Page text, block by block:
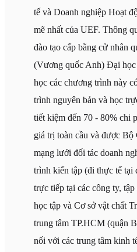
tế và Doanh nghiệp Hoạt
mẽ nhất của UEF. Thông
đào tạo cấp bằng cử nhân
(Vương quốc Anh) Đại
học các chương trình này
trình nguyên bản và học
tiết kiệm đến 70 - 80% chi
giá trị toàn cầu và được
mạng lưới đối tác doanh
trình kiến tập (đi thực tế tại
trực tiếp tại các công ty,
học tập và Cơ sở vật chất
trung tâm TP.HCM (quận
nối với các trung tâm kinh